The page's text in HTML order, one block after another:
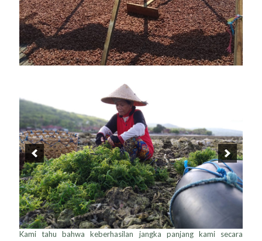
Kami tahu bahwa keberhasilan jangka panjang kami secara